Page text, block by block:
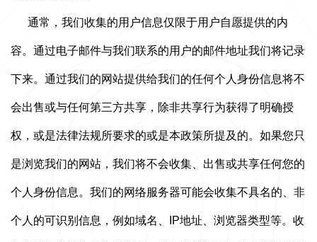
通常，我们收集的用户信息仅限于用户自愿提供的内
容。通过电子邮件与我们联系的用户的邮件地址我们将记录
下来。通过我们的网站提供给我们的任何个人身份信息将不
会出售或与任何第三方共享，除非共享行为获得了明确授
权，或是法律法规所要求的或是本政策所提及的。如果您只
是浏览我们的网站，我们将不会收集、出售或共享任何您的
个人身份信息。我们的网络服务器可能会收集不具名的、非
个人的可识别信息，例如域名、IP地址、浏览器类型等。收